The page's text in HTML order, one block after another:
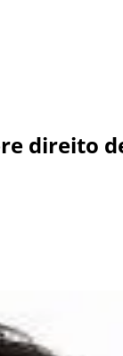
direito